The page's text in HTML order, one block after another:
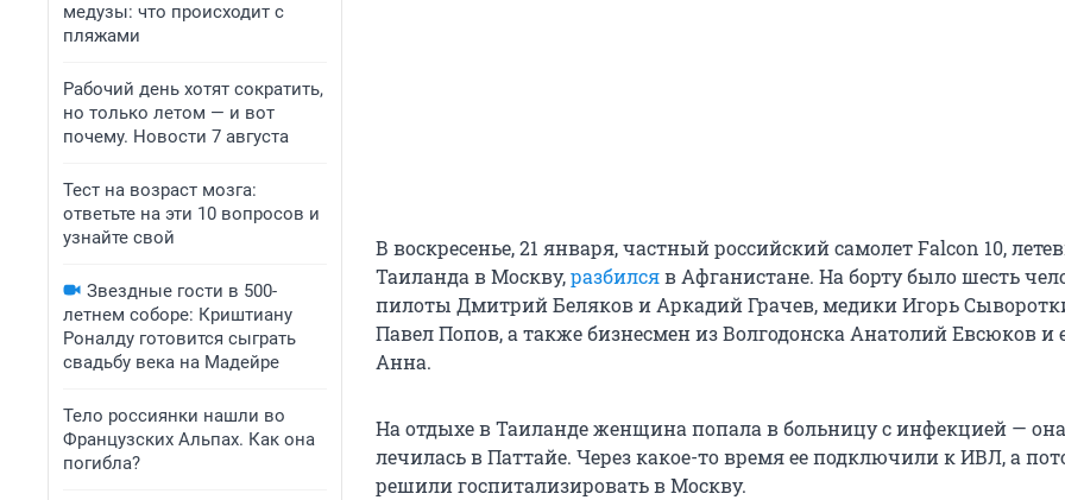
медузы: что происходит с
пляжами
Рабочий день хотят сократить,
но только летом — и вот
почему. Новости 7 августа
Тест на возраст мозга:
ответьте на эти 10 вопросов и
узнайте свой
Звездные гости в 500-
летнем соборе: Криштиану
Роналду готовится сыграть
свадьбу века на Мадейре
Тело россиянки нашли во
Французских Альпах. Как она
погибла?
В воскресенье, 21 января, частный российский самолет Falcon 10,
Таиланда в Москву,разбилсяв Афганистане. На борту было шесть
пилоты Дмитрий Беляков и Аркадий Грачев, медики Игорь
Павел Попов, а также бизнесмен из Волгодонска Анатолий Евсюков и
Анна.
На отдыхе в Таиланде женщина попала в больницу с инфекцией — она
лечилась в Паттайе. Через какое-то время ее подключили к ИВЛ, а
решили госпитализировать в Москву.